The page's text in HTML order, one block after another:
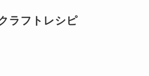
ラフトレシピ